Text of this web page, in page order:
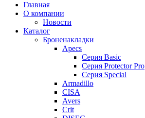
Главная
О компании
Новости
Каталог
Броненакладки
Apecs
Серия Basic
Серия Protector Pro
Серия Special
Armadillo
CISA
Avers
Crit